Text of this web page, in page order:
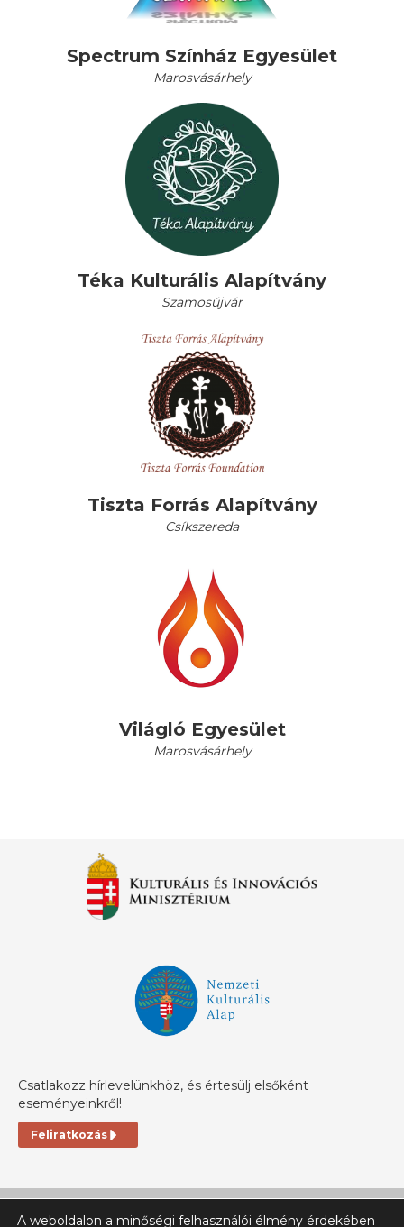
Spectrum Színház Egyesület
Marosvásárhely
Téka Kulturális Alapítvány
Szamosújvár
Tiszta Forrás Alapítvány
Csíkszereda
Világló Egyesület
Marosvásárhely
Csatlakozz hírlevelünkhöz, és értesülj elsőként
eseményeinkről!
Feliratkozás
A weboldalon a minőségi felhasználói élmény érdekében